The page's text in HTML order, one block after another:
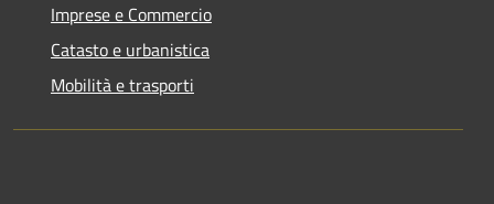
Imprese e Commercio
Catasto e urbanistica
Mobilità e trasporti